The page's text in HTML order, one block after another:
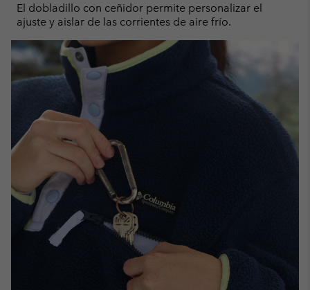
El dobladillo con ceñidor permite personalizar el
ajuste y aislar de las corrientes de aire frío.